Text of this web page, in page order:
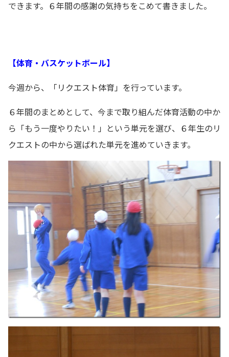
できます。６年間の感謝の気持ちをこめて書きました。
【体育・バスケットボール】
今週から、「リクエスト体育」を行っています。
６年間のまとめとして、今まで取り組んだ体育活動の中か
ら「もう一度やりたい！」という単元を選び、６年生のリ
クエストの中から選ばれた単元を進めていきます。